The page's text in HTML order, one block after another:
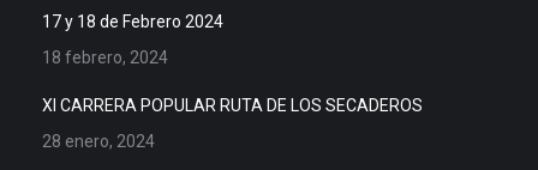
17 y 18 de Febrero 2024
18 febrero, 2024
XI CARRERA POPULAR RUTA DE LOS SECADEROS
28 enero, 2024